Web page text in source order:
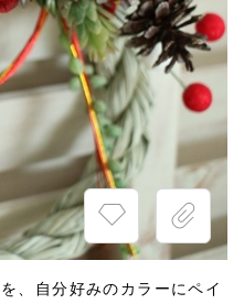
、自分好みのカラーにペイ